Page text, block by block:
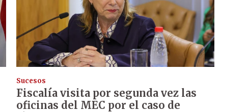
Sucesos
Fiscalía visita por segunda vez las
oficinas del MEC por el caso de